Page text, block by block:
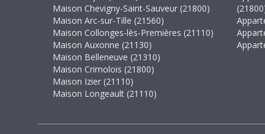
Maison Chevigny-Saint-Sauveur (21800)
Maison Arc-sur-Tille (21560)
Maison Collonges-lès-Premières (21110)
Maison Auxonne (21130)
Maison Belleneuve (21310)
Maison Crimolois (21800)
Maison Izier (21110)
Maison Longeault (21110)